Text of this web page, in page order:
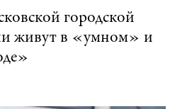
городской
живут в «умном» и